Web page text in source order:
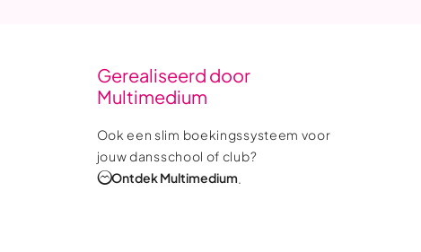
Gerealiseerd door
Multimedium
Ook een slim boekingssysteem voor
jouw dansschool of club?
Ontdek Multimedium.